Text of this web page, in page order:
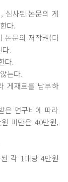
심사된 논문의 게
다.
논문의 저작권(디
다.
다.
는다.
게재료를 납부하
은 연구비에 따라
미만은 40만원,
각 1매당 4만원